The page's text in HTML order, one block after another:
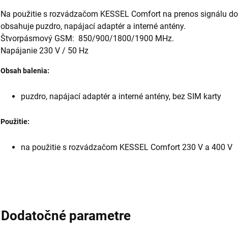
Na použitie s rozvádzačom KESSEL Comfort na prenos signálu
obsahuje puzdro, napájací adaptér a interné antény.
Štvorpásmový GSM: 850/900/1800/1900 MHz.
Napájanie 230 V / 50 Hz
Obsah balenia:
puzdro, napájací adaptér a interné antény, bez SIM karty
Použitie:
na použitie s rozvádzačom KESSEL Comfort 230 V a 400 V
Dodatočné parametre